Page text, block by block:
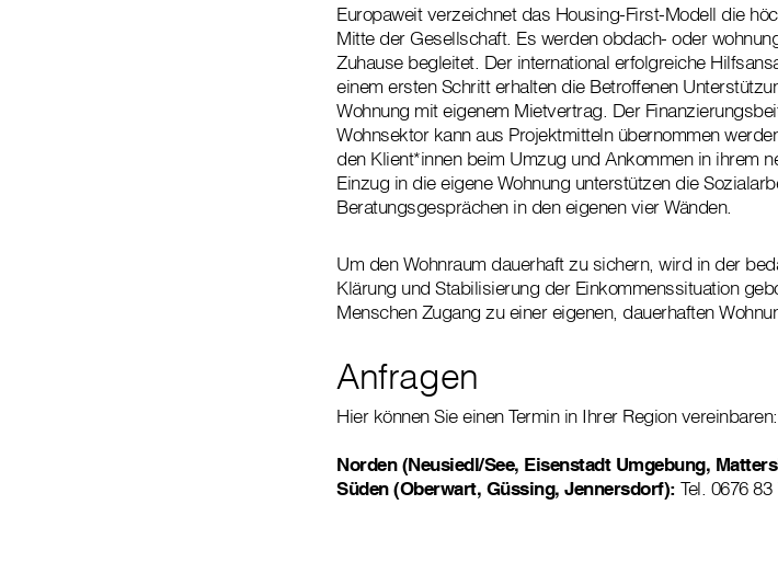
Europaweit verzeichnet das Housing-First-Modell die
Mitte der Gesellschaft. Es werden obdach- oder
Zuhause begleitet. Der international erfolgreiche
einem ersten Schritt erhalten die Betroffenen
Wohnung mit eigenem Mietvertrag. Der
Wohnsektor kann aus Projektmitteln übernommen
den Klient*innen beim Umzug und Ankommen in ihrem
Einzug in die eigene Wohnung unterstützen die
Beratungsgesprächen in den eigenen vier Wänden.
Um den Wohnraum dauerhaft zu sichern, wird in der
Klärung und Stabilisierung der Einkommenssituation
Menschen Zugang zu einer eigenen, dauerhaften
Anfragen
Hier können Sie einen Termin in Ihrer Region vereinbaren:
Norden (Neusiedl/See, Eisenstadt Umgebung,
Süden (Oberwart, Güssing, Jennersdorf): Tel. 0676 83